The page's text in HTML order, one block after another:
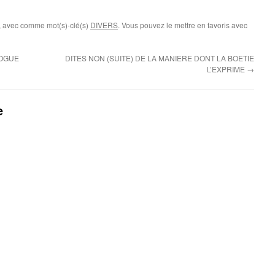
pourtant,…
avec comme mot(s)-clé(s) DIVERS. Vous pouvez le mettre en favoris avec
DITES NON (SUITE) DE LA MANIERE DONT LA BOETIE
L’EXPRIME →